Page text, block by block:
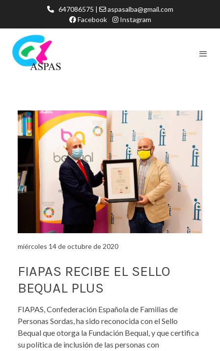
647086575 |
aspasalba@gmail.com
Facebook
Instagram
miércoles 14 de octubre de 2020
FIAPAS RECIBE EL SELLO
BEQUAL PLUS
FIAPAS, Confederación Española de Familias de
Personas Sordas, ha sido reconocida con el Sello
Bequal que otorga la Fundación Bequal, y que certifica
su política de inclusión de las personas con